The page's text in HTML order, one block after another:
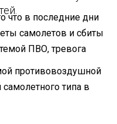
что в последние дни
самолетов и сбиты
ПВО, тревога
противовоздушной
типа в